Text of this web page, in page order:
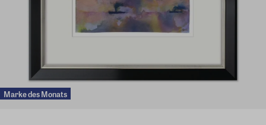
Marke des Monats